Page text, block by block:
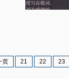
页 21 22 23